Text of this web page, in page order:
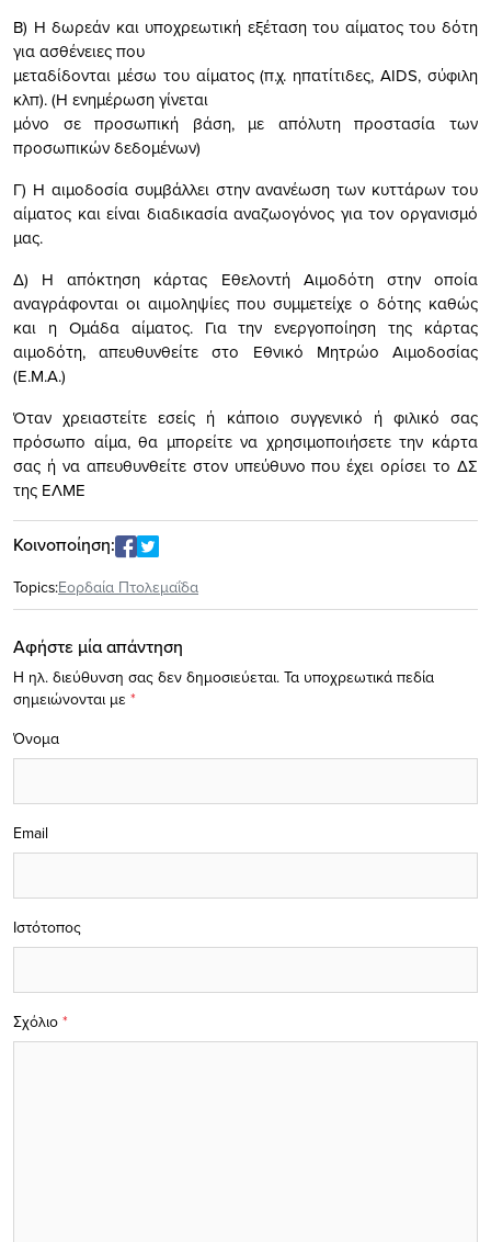
Β) Η δωρεάν και υποχρεωτική εξέταση του αίματος του δότη
για ασθένειες που
μεταδίδονται μέσω του αίματος (π.χ. ηπατίτιδες, ΑΙDS, σύφιλη
κλπ). (Η ενημέρωση γίνεται
μόνο σε προσωπική βάση, με απόλυτη προστασία των
προσωπικών δεδομένων)
Γ) Η αιμοδοσίασυμβάλλει στην ανανέωση των κυττάρων του
αίματος και είναι διαδικασία αναζωογόνος για τον οργανισμό
μας.
Δ) Η απόκτηση κάρτας Εθελοντή Αιμοδότη στην οποία
αναγράφονται οι αιμοληψίες που συμμετείχε ο δότης καθώς
και η Ομάδα αίματος. Για την ενεργοποίηση της κάρτας
αιμοδότη, απευθυνθείτε στο Εθνικό Μητρώο Αιμοδοσίας
(Ε.Μ.Α.)
Όταν χρειαστείτε εσείς ή κάποιο συγγενικό ή φιλικό σας
πρόσωπο αίμα, θα μπορείτε να χρησιμοποιήσετε την κάρτα
σας ή να απευθυνθείτε στον υπεύθυνο που έχει ορίσει το ΔΣ
της ΕΛΜΕ
Κοινοποίηση:
Topics:Εορδαία Πτολεμαΐδα
Αφήστε μία απάντηση
Η ηλ. διεύθυνση σας δεν δημοσιεύεται. Τα υποχρεωτικά πεδία
σημειώνονται με *
Σχόλιο *
Όνομα
Email
Ιστότοπος